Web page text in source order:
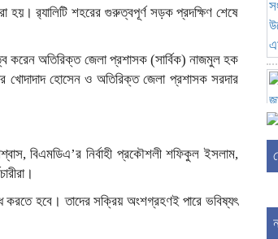
হয়। র‌্যালিটি শহরের গুরুত্বপূর্ণ সড়ক প্রদক্ষিণ শেষে
করেন অতিরিক্ত জেলা প্রশাসক (সার্বিক) নাজমুল হক
হোসেন ও অতিরিক্ত জেলা প্রশাসক সরদার
বিএমডিএ’র নির্বাহী প্রকৌশলী শফিকুল ইসলাম,
করতে হবে। তাদের সক্রিয় অংশগ্রহণই পারে ভবিষ্যৎ